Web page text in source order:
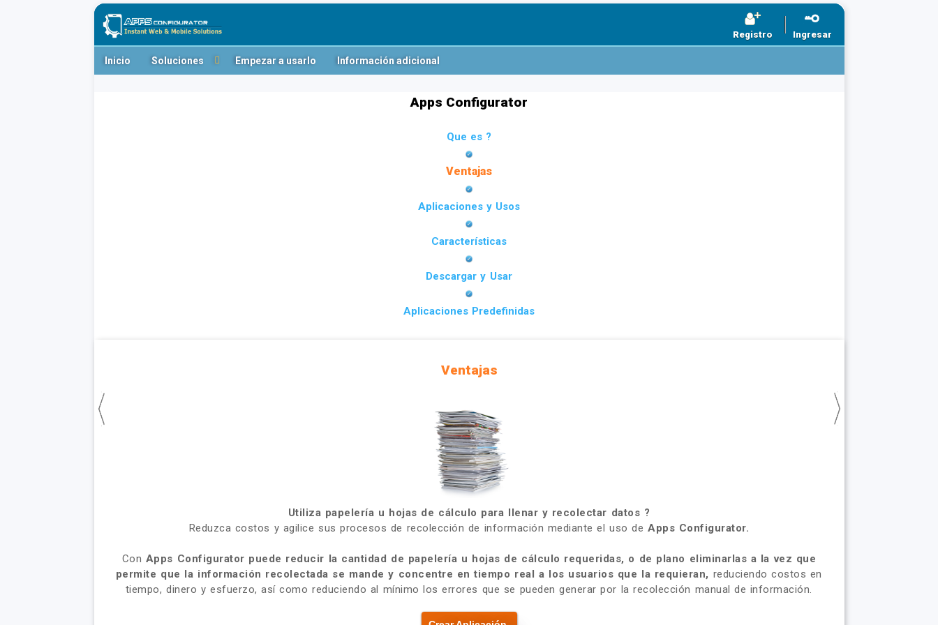
Registro Ingresar
Inicio Soluciones Empezar a usarlo Información adicional
Apps Configurator
Que es ?
Ventajas
Aplicaciones y Usos
Características
Descargar y Usar
Aplicaciones Predefinidas
Ventajas
Utiliza papelería u hojas de cálculo para llenar y recolectar datos ?
Reduzca costos y agilice sus procesos de recolección de información mediante el uso deApps Configurator.
Con Apps Configurator puede reducir la cantidad de papelería u hojas de cálculo requeridas, o de plano eliminarlas a la vez que
permite que la información recolectada se mande y concentre en tiempo real a los usuarios que la requieran, reduciendo costos en
tiempo, dinero y esfuerzo, así como reduciendo al mínimo los errores que se pueden generar por la recolección manual de información.